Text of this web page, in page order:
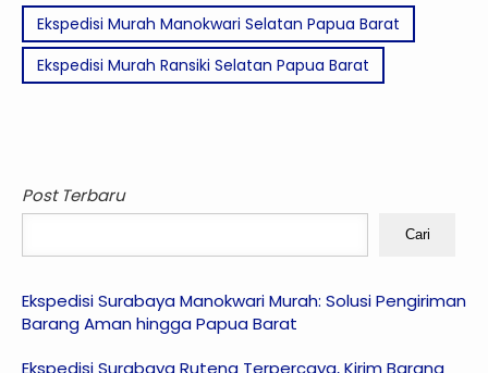
Ekspedisi Murah Manokwari Selatan Papua Barat
Ekspedisi Murah Ransiki Selatan Papua Barat
Post Terbaru
Cari
Ekspedisi Surabaya Manokwari Murah: Solusi Pengiriman
Barang Aman hingga Papua Barat